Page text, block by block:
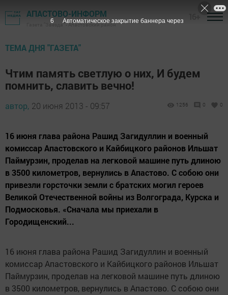
АПАСТОВО-ИНФОРМ
Газета "Звезда" - Апастовский район
ТЕМА ДНЯ "ГАЗЕТА"
Чтим память светлую о них, И будем
помнить, славить вечно!
автор, 20 июня 2013 - 09:57 1256 0 0
16 июня глава района Рашид Загидуллин и военный
комиссар Апастовского и Кайбицкого районов Ильшат
Паймурзин, проделав на легковой машине путь длиною
в 3500 километров, вернулись в Апастово. С собою они
привезли горсточки земли с братских могил героев
Великой Отечественной войны из Волгограда, Курска и
Подмосковья. «Сначала мы приехали в
Городищенский...
16 июня глава района Рашид Загидуллин и военный
комиссар Апастовского и Кайбицкого районов Ильшат
Паймурзин, проделав на легковой машине путь длиною
в 3500 километров, вернулись в Апастово. С собою они
5 Автоматическое закрытие баннера через